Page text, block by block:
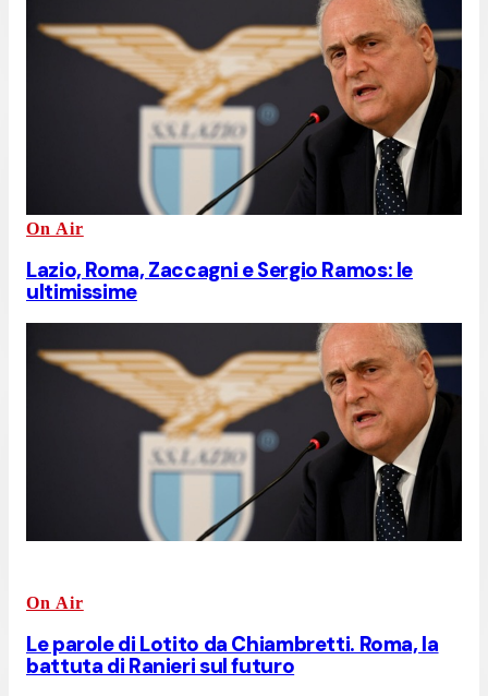
On Air
Lazio, Roma, Zaccagni e Sergio Ramos: le
ultimissime
On Air
Le parole di Lotito da Chiambretti. Roma, la
battuta di Ranieri sul futuro